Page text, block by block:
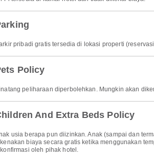
pribadi gratis tersedia di lokasi properti
Policy
peliharaan diperbolehkan. Mungkin akan
And Extra Beds Policy
usia berapa pun diizinkan. Anak (sampai dan
biaya secara gratis ketika menggunakan
oleh pihak hotel.